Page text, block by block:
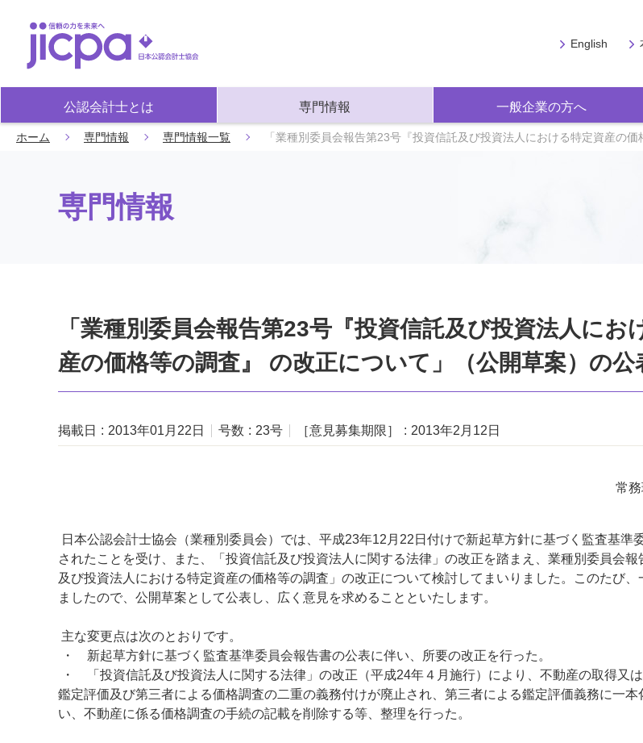
公認会計士とは 専門情報 一般企業の方へ
English
ホーム 専門情報 専門情報一覧 「業種別委員会報告第23号『投資信託及び投資法人における特定資産の
専門情報
「業種別委員会報告第23号『投資信託及び投資法人にお
産の価格等の調査』 の改正について」（公開草案）の公
掲載日 2013年01月22日 号数 23号 ［意見募集期限］ 2013年2月12日
常
日本公認会計士協会（業種別委員会）では、平成23年12月22日付けで新起草方針に基づく監査基準
されたことを受け、また、「投資信託及び投資法人に関する法律」の改正を踏まえ、業種別委員会報
及び投資法人における特定資産の価格等の調査」の改正について検討してまいりました。このたび
ましたので、公開草案として公表し、広く意見を求めることといたします。
主な変更点は次のとおりです。
・ 新起草方針に基づく監査基準委員会報告書の公表に伴い、所要の改正を行った。
・ 「投資信託及び投資法人に関する法律」の改正（平成24年４月施行）により、不動産の取得又
鑑定評価及び第三者による価格調査の二重の義務付けが廃止され、第三者による鑑定評価義務に一本
い、不動産に係る価格調査の手続の記載を削除する等、整理を行った。